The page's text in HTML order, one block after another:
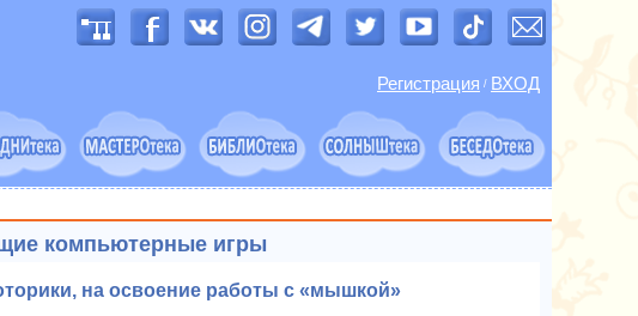
Регистрация / ВХОД
компьютерные игры
на освоение работы с «мышкой»